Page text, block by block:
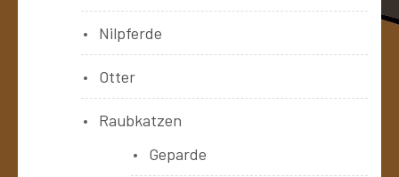
Nilpferde
Otter
Raubkatzen
Geparde